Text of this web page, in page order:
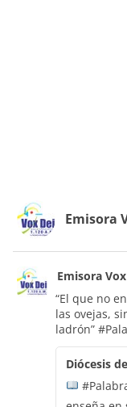
Emisora
Emisora
“El que no
las ovejas,
ladrón”
Diócesis